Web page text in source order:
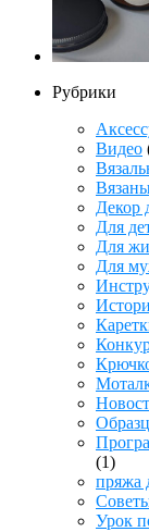
Рубрики
Видео
Декор
Для
Для
Для
(1)
пряжа
Урок